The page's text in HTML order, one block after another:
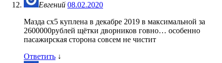
Евгений 08.02.2020
Мазда сх5 куплена в декабре 2019 в максимальной за
2600000рублей щётки дворников говно… особенно
пасажирская сторона совсем не чистит
Ответить ↓